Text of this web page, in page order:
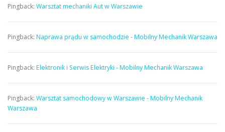
Pingback: Warsztat mechaniki Aut w Warszawie
Pingback: Naprawa prądu w samochodzie - Mobilny Mechanik Warszawa
Pingback: Elektronik i Serwis Elektryki - Mobilny Mechanik Warszawa
Pingback: Warsztat samochodowy w Warszawie - Mobilny Mechanik
Warszawa